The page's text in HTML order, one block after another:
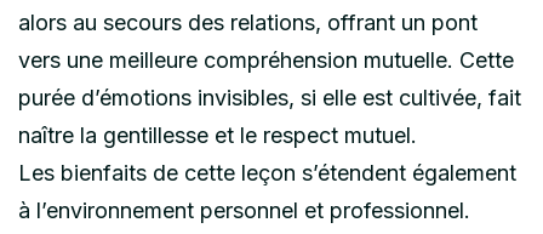
alors au secours des relations, offrant un pont
vers une meilleure compréhension mutuelle. Cette
purée d’émotions invisibles, si elle est cultivée, fait
naître la gentillesse et le respect mutuel.
Les bienfaits de cette leçon s’étendent également
à l’environnement personnel et professionnel.